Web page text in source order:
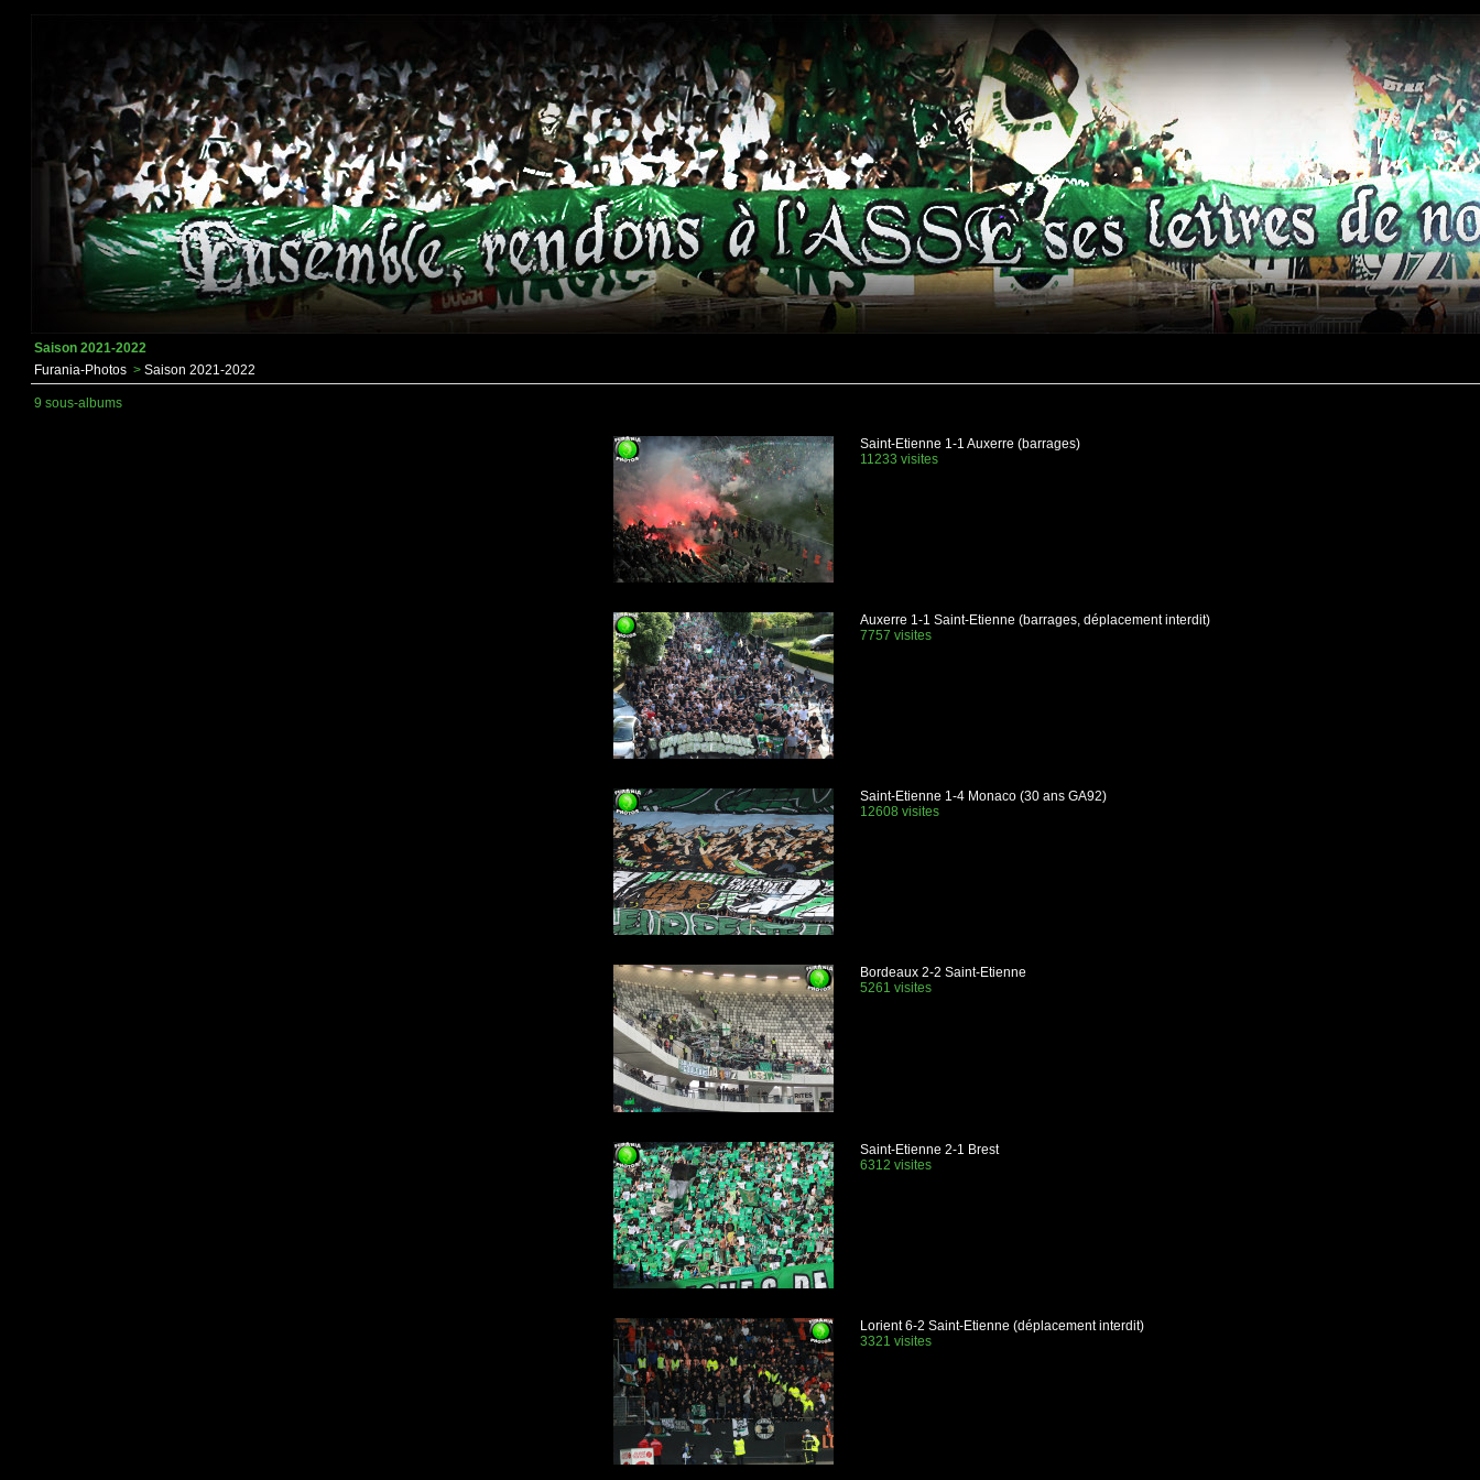
Saison 2021-2022
Furania-Photos > Saison 2021-2022
9 sous-albums
Saint-Etienne 1-1 Auxerre (barrages)
11233 visites
Auxerre 1-1 Saint-Etienne (barrages, déplacement interdit)
7757 visites
Saint-Etienne 1-4 Monaco (30 ans GA92)
12608 visites
Bordeaux 2-2 Saint-Etienne
5261 visites
Saint-Etienne 2-1 Brest
6312 visites
Lorient 6-2 Saint-Etienne (déplacement interdit)
3321 visites